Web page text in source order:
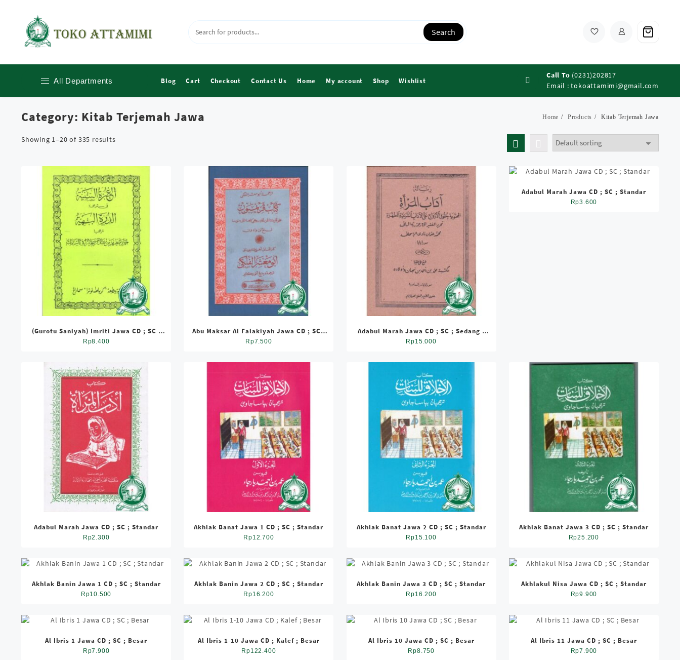
Search
All Departments
Al Quran
Buku Islami
Kitab Beirut
Kitab Syarah
Kitab Terjemah Indonesia
Kitab Terjemah Jawa
Kitab Terjemah Sunda
Blog Cart Checkout Contact Us Home My account Shop Wishlist
Call To (0231)202817
Email :tokoattamimi@gmail.com
Category: Kitab Terjemah Jawa Home Products Kitab Terjemah Jawa
Showing 1–20 of 335 results
(Gurotu Saniyah) Imriti Jawa CD ; SC ;
Standar
Rp8.400
Abu Maksar Al Falakiyah Jawa CD ; SC ;
Standar
Rp7.500
Adabul Marah Jawa CD ; SC ; Sedang (
Buku Kondisi Jelek )
Rp15.000
Adabul Marah Jawa CD ; SC ; Standar
Rp3.600
Adabul Marah Jawa CD ; SC ; Standar
Rp2.300
Akhlak Banat Jawa 1 CD ; SC ; Standar
Rp12.700
Akhlak Banat Jawa 2 CD ; SC ; Standar
Rp15.100
Akhlak Banat Jawa 3 CD ; SC ; Standar
Rp25.200
Akhlak Banin Jawa 1 CD ; SC ; Standar
Rp10.500
Akhlak Banin Jawa 2 CD ; SC ; Standar
Rp16.200
Akhlak Banin Jawa 3 CD ; SC ; Standar
Rp16.200
Akhlakul Nisa Jawa CD ; SC ; Standar
Rp9.900
Al Ibris 1 Jawa CD ; SC ; Besar
Rp7.900
Al Ibris 1-10 Jawa CD ; Kalef ; Besar
Rp122.400
Al Ibris 10 Jawa CD ; SC ; Besar
Rp8.750
Al Ibris 11 Jawa CD ; SC ; Besar
Rp7.900